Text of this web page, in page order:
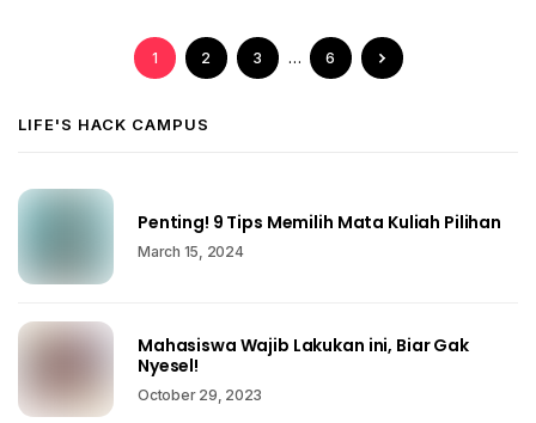
1 2 3 … 6
LIFE'S HACK CAMPUS
Penting! 9 Tips Memilih Mata Kuliah Pilihan
March 15, 2024
Mahasiswa Wajib Lakukan ini, Biar Gak
Nyesel!
October 29, 2023